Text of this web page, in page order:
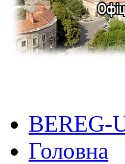
BEREG-
Головна